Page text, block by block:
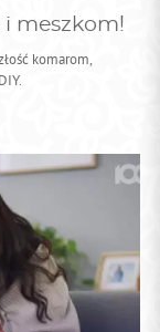
i meszkom!
komarom,